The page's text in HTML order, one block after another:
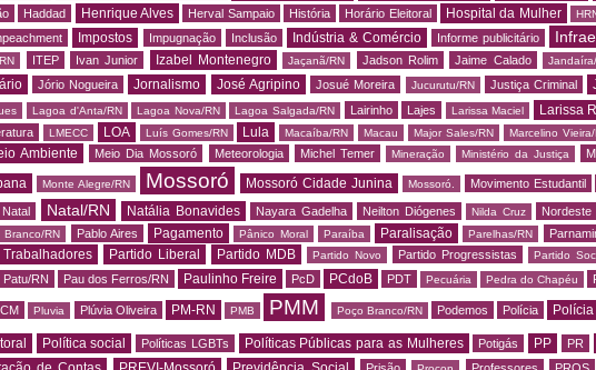
Haddad Henrique Alves Herval Sampaio História Horário Eleitoral Hospital da Mulher
Impostos Impugnação Inclusão Indústria & Comércio Informe publicitário
ITEP Ivan Junior Izabel Montenegro Jaçanã/RN Jadson Rolim Jaime Calado
Jório Nogueira Jornalismo José Agripino Josué Moreira Jucurutu/RN Justiça Criminal
Lagoa d'Anta/RN Lagoa Nova/RN Lagoa Salgada/RN Lairinho Lajes Larissa Maciel Larissa
LMECC LOA Luís Gomes/RN Lula Macaíba/RN Macau Major Sales/RN Marcelino Vieira/
Ambiente Meio Dia Mossoró Meteorologia Michel Temer Mineração Ministério da Justiça
Monte Alegre/RN Mossoró Mossoró Cidade Junina Mossoró. Movimento Estudantil
Natal Natal/RN Natália Bonavides Nayara Gadelha Neilton Diógenes Nilda Cruz Nordeste
Branco/RN Pablo Aires Pagamento Pânico Moral Paraíba Paralisação Parelhas/RN
Partido Liberal Partido MDB Partido Novo Partido Progressistas Partido
Patu/RN Pau dos Ferros/RN Paulinho Freire PcD PCdoB PDT Pecuária Pedra do Chapéu
Pluvia Plúvia Oliveira PM-RN PMB PMM Poço Branco/RN Podemos Polícia
Política social Políticas LGBTs Políticas Públicas para as Mulheres Potigás PP PR
Prisão Professores PROS